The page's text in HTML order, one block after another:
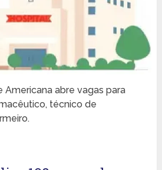
Americana abre vagas para
técnico de